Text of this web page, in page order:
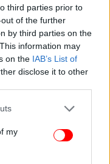
third parties prior to
of the further
by third parties on the
information may
on the IAB’s List of
disclose it to other
one or more Google
You may click to
third-party tags to
in below Google
my